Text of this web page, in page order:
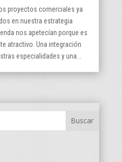
proyectos comerciales ya
en nuestra estrategia
nos apetecían porque es
atractivo. Una integración
especialidades y una...